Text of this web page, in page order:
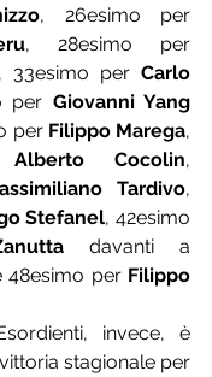
, 33esimo per Carlo
per Giovanni Yang
per Filippo Marega,
Alberto Cocolin,
Tardivo,
Stefanel, 42esimo
48esimo per Filippo
invece, è